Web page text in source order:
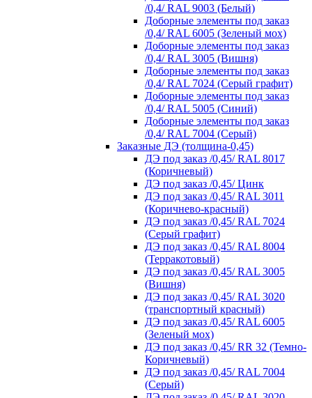
/0,4/ RAL 9003 (Белый)
Доборные элементы под заказ
/0,4/ RAL 6005 (Зеленый мох)
Доборные элементы под заказ
/0,4/ RAL 3005 (Вишня)
Доборные элементы под заказ
/0,4/ RAL 7024 (Серый графит)
Доборные элементы под заказ
/0,4/ RAL 5005 (Синий)
Доборные элементы под заказ
/0,4/ RAL 7004 (Серый)
Заказные ДЭ (толщина-0,45)
ДЭ под заказ /0,45/ RAL 8017
(Коричневый)
ДЭ под заказ /0,45/ Цинк
ДЭ под заказ /0,45/ RAL 3011
(Коричнево-красный)
ДЭ под заказ /0,45/ RAL 7024
(Серый графит)
ДЭ под заказ /0,45/ RAL 8004
(Терракотовый)
ДЭ под заказ /0,45/ RAL 3005
(Вишня)
ДЭ под заказ /0,45/ RAL 3020
(транспортный красный)
ДЭ под заказ /0,45/ RAL 6005
(Зеленый мох)
ДЭ под заказ /0,45/ RR 32 (Темно-
Коричневый)
ДЭ под заказ /0,45/ RAL 7004
(Серый)